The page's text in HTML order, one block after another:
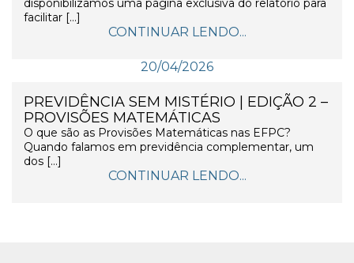
disponibilizamos uma página exclusiva do relatório para
facilitar […]
CONTINUAR LENDO...
20/04/2026
PREVIDÊNCIA SEM MISTÉRIO | EDIÇÃO 2 –
PROVISÕES MATEMÁTICAS
O que são as Provisões Matemáticas nas EFPC?
Quando falamos em previdência complementar, um
dos […]
CONTINUAR LENDO...